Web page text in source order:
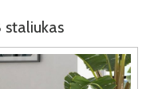
staliukas